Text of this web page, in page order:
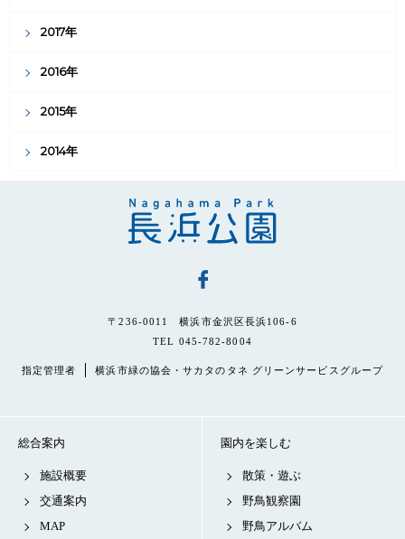
2017年
2016年
2015年
2014年
〒236-0011 横浜市金沢区長浜106-6
TEL 045-782-8004
指定管理者 横浜市緑の協会・サカタのタネ グリーンサービスグループ
総合案内
施設概要
交通案内
MAP
園内を楽しむ
散策・遊ぶ
野鳥観察園
野鳥アルバム